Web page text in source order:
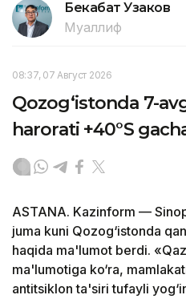
Бекабат Узаков
Муаллиф
08:37, 07 Август 2026
Qozog‘istonda 7-
harorati +40°S
ASTANA. Kazinform —
juma kuni Qozog‘istonda
haqida ma'lumot berdi.
ma'lumotiga ko‘ra,
antitsiklon ta'siri tufayli